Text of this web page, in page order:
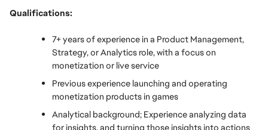
Qualifications:
7+ years of experience in a Product Management,
Strategy, or Analytics role, with a focus on
monetization or live service
Previous experience launching and operating
monetization products in games
Analytical background; Experience analyzing data
for insights, and turning those insights into actions